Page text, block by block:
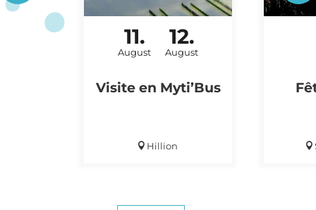
11.
August
12.
August
Visite en Myti’Bus
AUSFLUG IN DIE NATUR
Hillion